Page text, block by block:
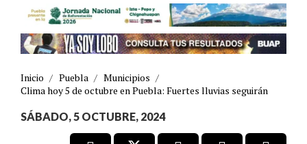
Inicio / Puebla / Municipios /
Clima hoy 5 de octubre en Puebla: Fuertes lluvias seguirán
SÁBADO, 5 OCTUBRE, 2024